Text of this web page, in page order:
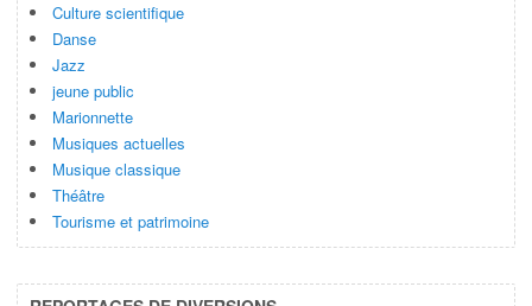
Culture scientifique
Danse
Jazz
jeune public
Marionnette
Musiques actuelles
Musique classique
Théâtre
Tourisme et patrimoine